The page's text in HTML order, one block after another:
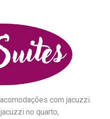
com jacuzzi.
no quarto,